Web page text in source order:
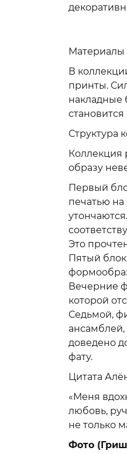
Материалы
В
принты.
накладные
Структура
Коллекция
образу
Первый
печатью на
Это
Пятый блок
Вечерние
которой
Седьмой,
доведено
фату.
Цитата
«Меня
любовь,
не только
Фото